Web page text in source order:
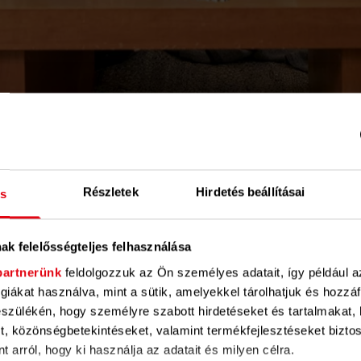
Részletek Hirdetés beállításai
felelősségteljes felhasználása
feldolgozzuk az Ön személyes adatait, így például
használva, mint a sütik, amelyekkel tárolhatjuk és
hogy személyre szabott hirdetéseket és tartalmakat,
közönségbetekintéseket, valamint termékfejlesztéseket
arról, hogy ki használja az adatait és milyen célra.
az energiát az
rendszerrel
az optimális beállítástól függ. Gyakran azonban ez a
alapul. Ez fel nem használt hőt eredményez, ami a bérlők
egyszerűen rácsatlakoztatható adapterm állandóan az
hő hőmérsékletet. A rendszer figyelembe veszi a
hőmérsékletet. Az eredmény: A lakások ugyanolyan melegek